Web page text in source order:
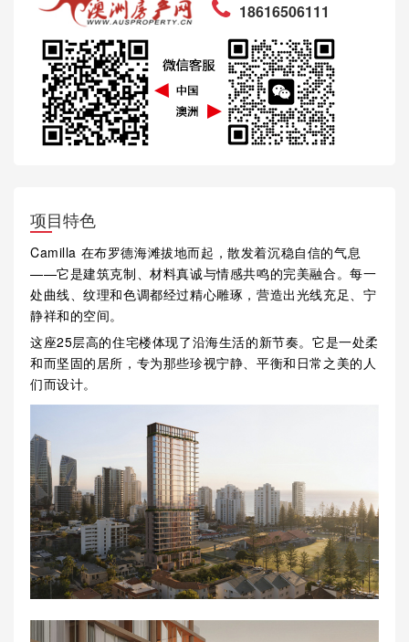
18616506111
项目特色
Camilla 在布罗德海滩拔地而起，散发着沉稳自信的气息
——它是建筑克制、材料真诚与情感共鸣的完美融合。每一
处曲线、纹理和色调都经过精心雕琢，营造出光线充足、宁
静祥和的空间。
这座25层高的住宅楼体现了沿海生活的新节奏。它是一处柔
和而坚固的居所，专为那些珍视宁静、平衡和日常之美的人
们而设计。